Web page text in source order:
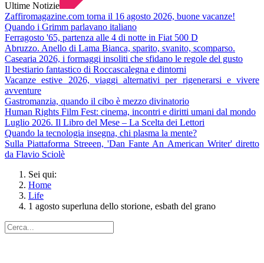
Ultime Notizie
Zaffiromagazine.com torna il 16 agosto 2026, buone vacanze!
Quando i Grimm parlavano italiano
Ferragosto '65, partenza alle 4 di notte in Fiat 500 D
Abruzzo. Anello di Lama Bianca, sparito, svanito, scomparso.
Casearia 2026, i formaggi insoliti che sfidano le regole del gusto
Il bestiario fantastico di Roccascalegna e dintorni
Vacanze estive 2026, viaggi alternativi per rigenerarsi e vivere
avventure
Gastromanzia, quando il cibo è mezzo divinatorio
Human Rights Film Fest: cinema, incontri e diritti umani dal mondo
Luglio 2026. Il Libro del Mese – La Scelta dei Lettori
Quando la tecnologia insegna, chi plasma la mente?
Sulla Piattaforma Streeen, 'Dan Fante An American Writer' diretto
da Flavio Sciolè
Sei qui:
Home
Life
1 agosto superluna dello storione, esbath del grano